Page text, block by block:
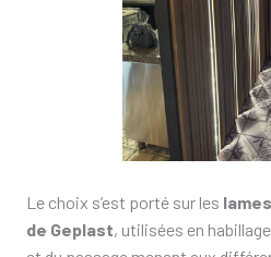
Le choix s’est porté sur les
de Geplast, utilisées en